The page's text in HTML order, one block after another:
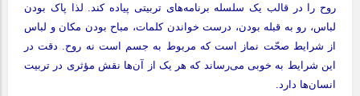
روح را در قالب یک سلسله برنامه‌های تربیتی پیاده کند. لذا پاک‌ بودن
لباس، رو به قبله بودن، درست خواندن کلمات، مباح بودن مکان و لباس
از شرایط صحّت نماز است که مربوط به جسم است نه روح. دقت در
این شرایط به خوبی می‌رساند که هر یک از آن‌ها نقش مؤثری در تربیت
انسان‌ها دارد.